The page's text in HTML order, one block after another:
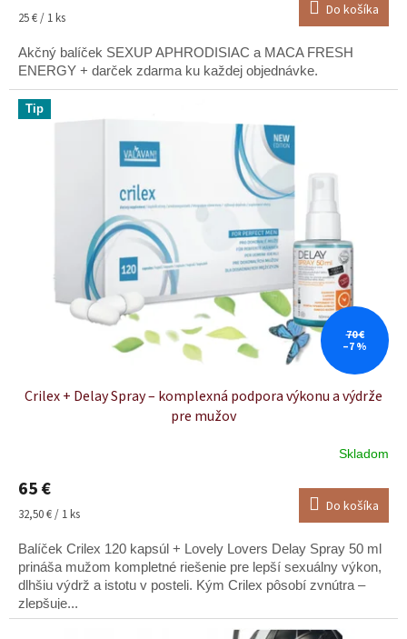
je
z
5
hviezdičiek.
Jednotková
25 € / 1 ks Do košíka
Akčný balíček SEXUP APHRODISIAC a MACA FRESH
ENERGY + darček zdarma ku každej objednávke.
Tip
70 €
–7 %
Crilex + Delay Spray – komplexná podpora výkonu a výdrže
pre mužov
Skladom
65 €
Jednotková
32,50 € / 1 ks Do košíka
Balíček Crilex 120 kapsúl + Lovely Lovers Delay Spray 50 ml
prináša mužom kompletné riešenie pre lepší sexuálny výkon,
dlhšiu výdrž a istotu v posteli. Kým Crilex pôsobí zvnútra –
zlepšuje...